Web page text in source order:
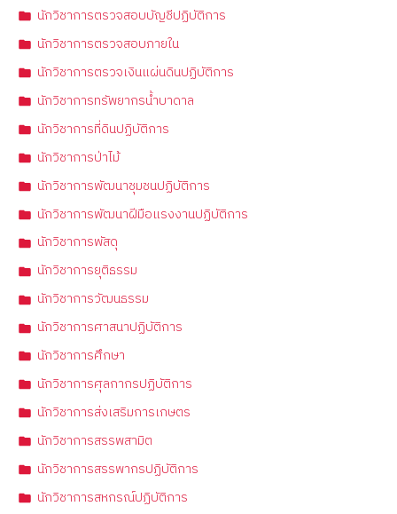
นักวิชาการตรวจสอบบัญชีปฏิบัติการ
นักวิชาการตรวจสอบภายใน
นักวิชาการตรวจเงินแผ่นดินปฏิบัติการ
นักวิชาการทรัพยากรน้ำบาดาล
นักวิชาการที่ดินปฏิบัติการ
นักวิชาการป่าไม้
นักวิชาการพัฒนาชุมชนปฏิบัติการ
นักวิชาการพัฒนาฝีมือแรงงานปฏิบัติการ
นักวิชาการพัสดุ
นักวิชาการยุติธรรม
นักวิชาการวัฒนธรรม
นักวิชาการศาสนาปฏิบัติการ
นักวิชาการศึกษา
นักวิชาการศุลกากรปฏิบัติการ
นักวิชาการส่งเสริมการเกษตร
นักวิชาการสรรพสามิต
นักวิชาการสรรพากรปฏิบัติการ
นักวิชาการสหกรณ์ปฏิบัติการ